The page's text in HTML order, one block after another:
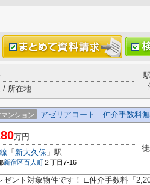
/ 所在地
ンション アゼリアコート 仲介手数料
万円
「 新大久保 」駅
新宿区百人町 ２丁目7-16
ゼント対象物件です！ □仲介手数料『